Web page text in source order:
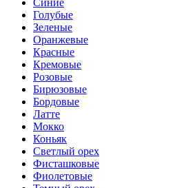
Синие
Голубые
Зеленые
Оранжевые
Красные
Кремовые
Розовые
Бирюзовые
Бордовые
Латте
Мокко
Коньяк
Светлый орех
Фисташковые
Фиолетовые